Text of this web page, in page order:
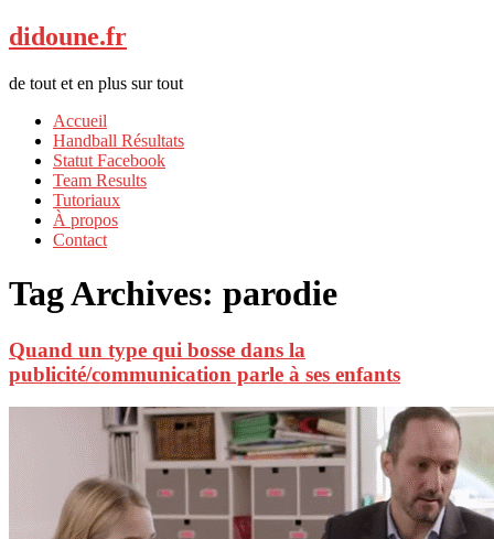
didoune.fr
de tout et en plus sur tout
Accueil
Handball Résultats
Statut Facebook
Team Results
Tutoriaux
À propos
Contact
Tag Archives: parodie
Quand un type qui bosse dans la
publicité/communication parle à ses enfants